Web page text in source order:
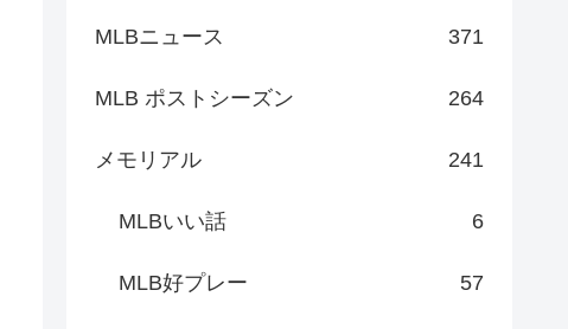
MLBニュース 371
MLB ポストシーズン 264
メモリアル 241
MLBいい話 6
MLB好プレー 57